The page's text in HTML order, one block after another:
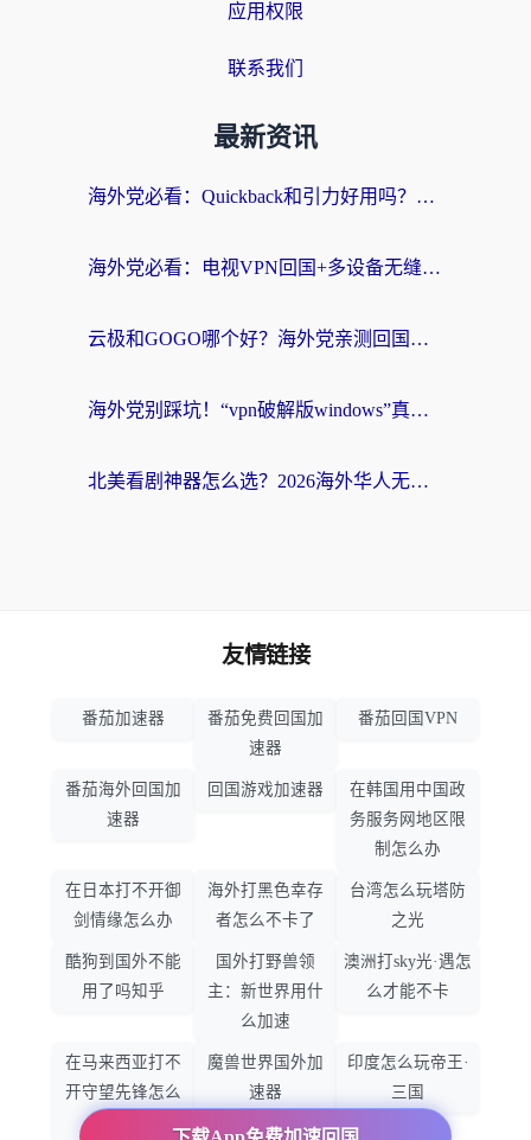
应用权限
联系我们
最新资讯
海外党必看：Quickback和引力好用吗？3分钟搞懂回国加速器怎么选
海外党必看：电视VPN回国+多设备无缝访问国内资源的实用指南
云极和GOGO哪个好？海外党亲测回国加速器选择指南（附iOS免费&Windows VPN实用技巧）
海外党别踩坑！“vpn破解版windows”真的能用？教你选对回国加速器无缝刷国内资源
北美看剧神器怎么选？2026海外华人无缝访问国内资源全攻略
友情链接
番茄加速器
番茄免费回国加
速器
番茄回国VPN
番茄海外回国加
速器
回国游戏加速器
在韩国用中国政
务服务网地区限
制怎么办
在日本打不开御
剑情缘怎么办
海外打黑色幸存
者怎么不卡了
台湾怎么玩塔防
之光
酷狗到国外不能
用了吗知乎
国外打野兽领
主：新世界用什
么加速
澳洲打sky光·遇怎
么才能不卡
在马来西亚打不
开守望先锋怎么
魔兽世界国外加
速器
印度怎么玩帝王·
三国